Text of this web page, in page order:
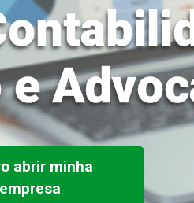
abrir minha
empresa